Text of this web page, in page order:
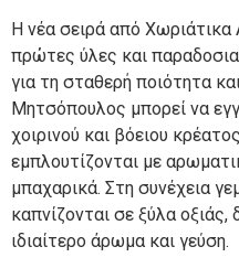
Η νέα σειρά από Χωριάτικα
πρώτες ύλες και
για τη σταθερή ποιότητα
Μητσόπουλος μπορεί να
χοιρινού και βόειου
εμπλουτίζονται με
μπαχαρικά. Στη συνέχεια
καπνίζονται σε ξύλα οξιάς,
ιδιαίτερο άρωμα και γεύση.